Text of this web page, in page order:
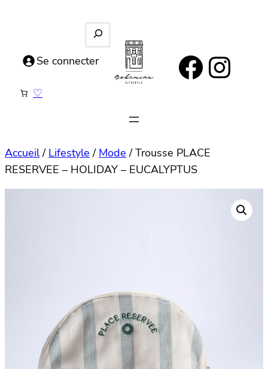
https://www.facebook.com/bohemianlifestyle.be Instagram
e
c
e
Se connecter
♡
Accueil/ Lifestyle / Mode / Trousse PLACE
RESERVEE – HOLIDAY – EUCALYPTUS